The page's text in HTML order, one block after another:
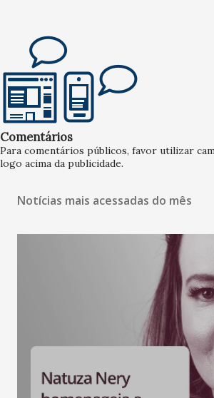
Comentários
Para comentários públicos, favor utilizar
logo acima da publicidade.
Notícias mais acessadas do mês